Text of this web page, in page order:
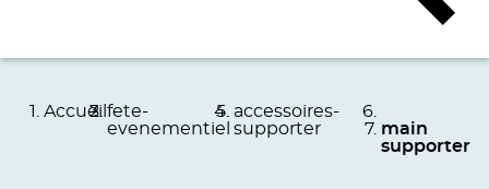
Accueil fete-
evenementiel
accessoires-
supporter
main
supporter